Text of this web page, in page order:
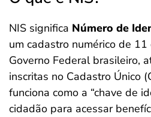
NIS significa Número de
um cadastro numérico de
Governo Federal brasileiro,
inscritas no Cadastro Único
funciona como a “chave de
cidadão para acessar